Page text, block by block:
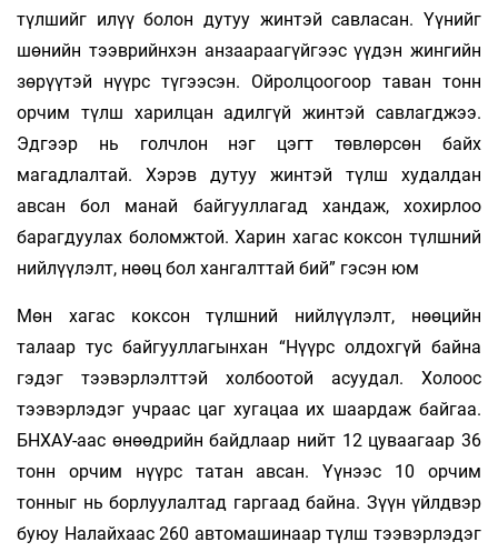
түлшийг илүү болон дутуу жинтэй савласан. Үүнийг
шөнийн тээврийнхэн анзаараагүйгээс үүдэн жингийн
зөрүүтэй нүүрс түгээсэн. Ойролцоогоор таван тонн
орчим түлш харилцан адилгүй жинтэй савлагджээ.
Эдгээр нь голчлон нэг цэгт төвлөрсөн байх
магадлалтай. Хэрэв дутуу жинтэй түлш худалдан
авсан бол манай байгууллагад хандаж, хохирлоо
барагдуулах боломжтой. Харин хагас коксон түлшний
нийлүүлэлт, нөөц бол хангалттай бий” гэсэн юм
Мөн хагас коксон түлшний нийлүүлэлт, нөөцийн
талаар тус байгууллагынхан “Нүүрс олдохгүй байна
гэдэг тээвэрлэлттэй холбоотой асуудал. Холоос
тээвэрлэдэг учраас цаг хугацаа их шаардаж байгаа.
БНХАУ-аас өнөөдрийн байдлаар нийт 12 цуваагаар 36
тонн орчим нүүрс татан авсан. Үүнээс 10 орчим
тонныг нь борлуулалтад гаргаад байна. Зүүн үйлдвэр
буюу Налайхаас 260 автомашинаар түлш тээвэрлэдэг